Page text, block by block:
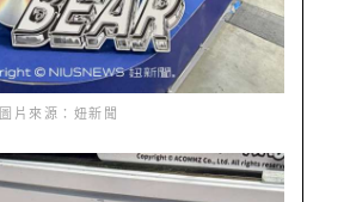
圖片來源：妞新聞